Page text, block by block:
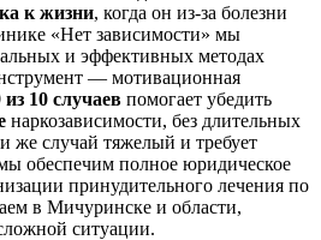
к жизни, когда он из-за болезни
«Нет зависимости» мы
и эффективных методах
— мотивационная
из 10 случаев помогает убедить
наркозависимости, без длительных
же случай тяжелый и требует
обеспечим полное юридическое
принудительного лечения по
в Мичуринске и области,
ситуации.